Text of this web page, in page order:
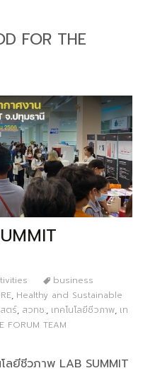
FOR THE
business
, Healthy and Sustainable
ตร์, สวทช., เทคโนโลยีชีวภาพ, เท
FORUM TEAM
ลยีชีวภาพ LAB SUMMIT